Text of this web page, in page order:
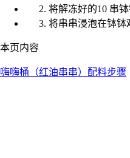
将解冻好的10 串
将串串浸泡在钵钵
本页内容
嗨嗨桶（红油串串） 配料步骤